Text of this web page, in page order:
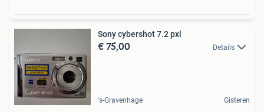
Sony cybershot 7.2 pxl
€ 75,00 Details
's-Gravenhage Gisteren